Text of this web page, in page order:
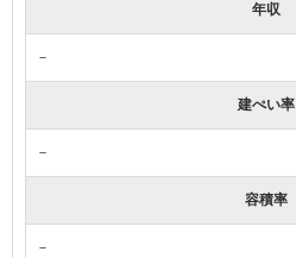
年収
－
建ぺい率
－
容積率
－